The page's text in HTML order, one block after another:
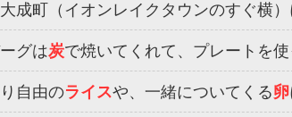
成町（イオンレイクタウンのすぐ横
グは炭で焼いてくれて、プレートを
自由のライスや、一緒についてくる卵